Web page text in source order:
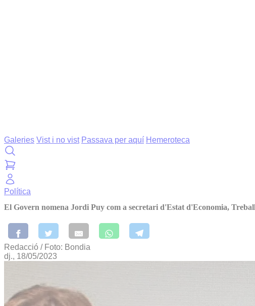
Galeries Vist i no vist Passava per aquí Hemeroteca
Política
El Govern nomena Jordi Puy com a secretari d'Estat d'Economia,
Redacció / Foto: Bondia
dj., 18/05/2023